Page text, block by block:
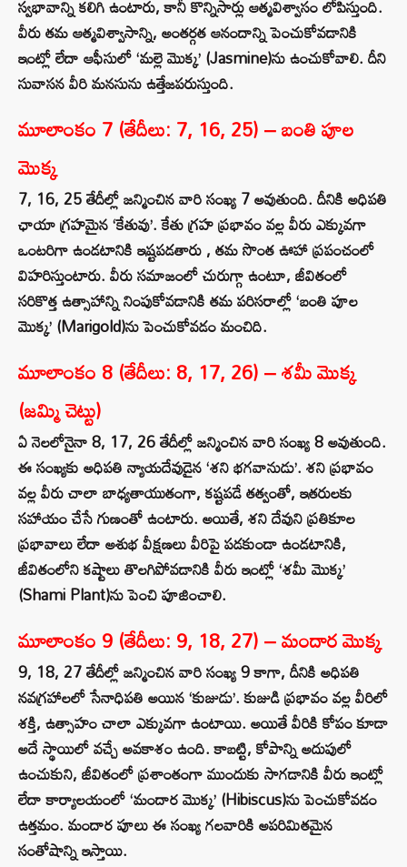
స్వభావాన్ని కలిగి ఉంటారు, కానీ కొన్నిసార్లు ఆత్మవిశ్వాసం లోపిస్తుంది.
వీరు తమ ఆత్మవిశ్వాసాన్ని, అంతర్గత ఆనందాన్ని పెంచుకోవడానికి
ఇంట్లో లేదా ఆఫీసులో ‘మల్లె మొక్క’ (Jasmine)ను ఉంచుకోవాలి. దీని
సువాసన వీరి మనసును ఉత్తేజపరుస్తుంది.
మూలాంకం 7 (తేదీలు: 7, 16, 25) – బంతి పూల
మొక్క
7, 16, 25 తేదీల్లో జన్మించిన వారి సంఖ్య 7 అవుతుంది. దీనికి అధిపతి
ఛాయా గ్రహమైన ‘కేతువు’. కేతు గ్రహ ప్రభావం వల్ల వీరు ఎక్కువగా
ఒంటరిగా ఉండటానికి ఇష్టపడతారు , తమ సొంత ఊహా ప్రపంచంలో
విహరిస్తుంటారు. వీరు సమాజంలో చురుగ్గా ఉంటూ, జీవితంలో
సరికొత్త ఉత్సాహాన్ని నింపుకోవడానికి తమ పరిసరాల్లో ‘బంతి పూల
మొక్క’ (Marigold)ను పెంచుకోవడం మంచిది.
మూలాంకం 8 (తేదీలు: 8, 17, 26) – శమీ మొక్క
(జమ్మి చెట్టు)
ఏ నెలలోనైనా 8, 17, 26 తేదీల్లో జన్మించిన వారి సంఖ్య 8 అవుతుంది.
ఈ సంఖ్యకు అధిపతి న్యాయదేవుడైన ‘శని భగవానుడు’. శని ప్రభావం
వల్ల వీరు చాలా బాధ్యతాయుతంగా, కష్టపడే తత్వంతో, ఇతరులకు
సహాయం చేసే గుణంతో ఉంటారు. అయితే, శని దేవుని ప్రతికూల
ప్రభావాలు లేదా అశుభ వీక్షణలు వీరిపై పడకుండా ఉండటానికి,
జీవితంలోని కష్టాలు తొలగిపోవడానికి వీరు ఇంట్లో ‘శమీ మొక్క’
(Shami Plant)ను పెంచి పూజించాలి.
మూలాంకం 9 (తేదీలు: 9, 18, 27) – మందార మొక్క
9, 18, 27 తేదీల్లో జన్మించిన వారి సంఖ్య 9 కాగా, దీనికి అధిపతి
నవగ్రహాలలో సేనాధిపతి అయిన ‘కుజుడు’. కుజుడి ప్రభావం వల్ల వీరిలో
శక్తి, ఉత్సాహం చాలా ఎక్కువగా ఉంటాయి. అయితే వీరికి కోపం కూడా
అదే స్థాయిలో వచ్చే అవకాశం ఉంది. కాబట్టి, కోపాన్ని అదుపులో
ఉంచుకుని, జీవితంలో ప్రశాంతంగా ముందుకు సాగడానికి వీరు ఇంట్లో
లేదా కార్యాలయంలో ‘మందార మొక్క’ (Hibiscus)ను పెంచుకోవడం
ఉత్తమం. మందార పూలు ఈ సంఖ్య గలవారికి అపరిమితమైన
సంతోషాన్ని ఇస్తాయి.